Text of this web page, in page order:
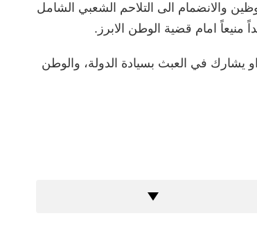
والانضمام الى التلاحم الشعبي الشامل
امام قضية الوطن الابرز.
في العبث بسيادة الدولة، والوطن